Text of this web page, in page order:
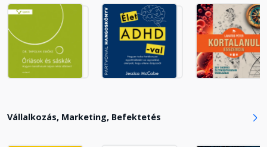
Vállalkozás, Marketing, Befektetés